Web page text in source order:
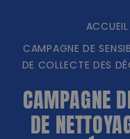
ACCUEIL
CAMPAGNE DE
DE COLLECTE DES
CAMPAGNE
DE